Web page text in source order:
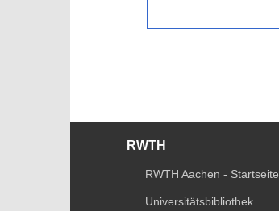
RWTH
RWTH Aachen - Startseite
Universitätsbibliothek